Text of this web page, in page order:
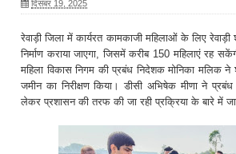
दिसंबर 19, 2025
रेवाड़ी जिला में कार्यरत कामकाजी महिलाओं के लिए
निर्माण कराया जाएगा, जिसमें करीब 150 महिलाएं रह
महिला विकास निगम की प्रबंध निदेशक मोनिका मलिक ने
जमीन का निरीक्षण किया। डीसी अभिषेक मीणा ने
लेकर प्रशासन की तरफ की जा रही प्रक्रिया के बारे में